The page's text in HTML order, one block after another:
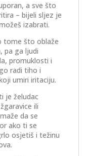
a sve što
– bijeli sljez je
izabrati.
tome što oblaže
pa ga ljudi
promuklosti i
radi tiho i
umiri iritaciju.
je želudac
ili
da se
ako ti se
osjetiš i težinu